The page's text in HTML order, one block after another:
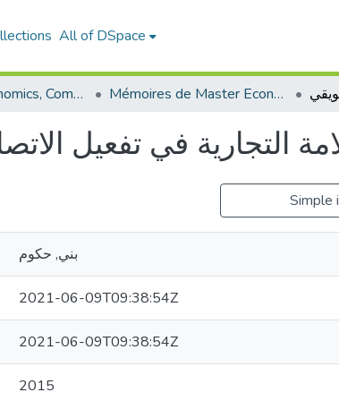
All of DSpace
Faculty of Economics, Commercial Sciences and Management Sciences Mémoires de Master Economie
التجارية في تفعيل
Simple
بني, حكوم
2021-06-09T09:38:54Z
2021-06-09T09:38:54Z
2015